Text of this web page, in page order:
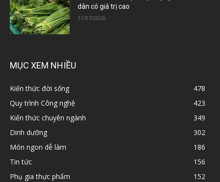
dân có giá trị cao
31/07/2026
MỤC XEM NHIỀU
Kiến thức đời sống
478
Quy trình Công nghệ
423
Kiến thức chuyên ngành
349
Dinh dưỡng
302
Món ngon dễ làm
186
Tin tức
156
Phụ gia thực phẩm
152